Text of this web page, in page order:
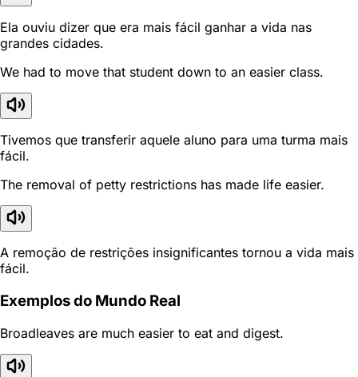
Ela ouviu dizer que era mais fácil ganhar a vida nas
grandes cidades.
We had to move that student down to an easier class.
Tivemos que transferir aquele aluno para uma turma mais
fácil.
The removal of petty restrictions has made life easier.
A remoção de restrições insignificantes tornou a vida mais
fácil.
Exemplos do Mundo Real
Broadleaves are much easier to eat and digest.